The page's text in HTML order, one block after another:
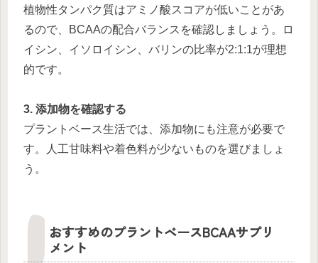
植物性タンパク質はアミノ酸スコアが低いことがあ
るので、BCAAの配合バランスを確認しましょう。ロ
イシン、イソロイシン、バリンの比率が2:1:1が理想
的です。
3. 添加物を確認する
プラントベース生活では、添加物にも注意が必要で
す。人工甘味料や着色料が少ないものを選びましょ
う。
おすすめのプラントベースBCAAサプリ
メント